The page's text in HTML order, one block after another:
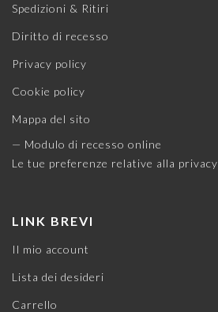
Spedizioni & Ritiri
Diritto di recesso
Privacy policy
Cookie policy
Mappa del sito
— Modulo di recesso online
Le tue preferenze relative alla privacy
LINK BREVI
Il mio account
Lista dei desideri
Carrello